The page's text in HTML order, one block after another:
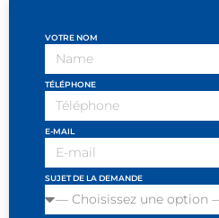
VOTRE NOM
TÉLÉPHONE
E-MAIL
SUJET DE LA DEMANDE